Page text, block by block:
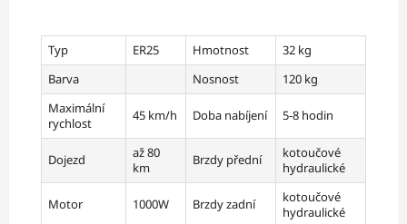
Typ ER25 Hmotnost
32 kg
Barva
Nosnost
120 kg
Maximální
rychlost
45 km/h Doba nabíjení 5-8 hodin
Dojezd
až 80
km
Brzdy přední
kotoučové
hydraulické
Motor 1000W Brzdy zadní
kotoučové
hydraulické